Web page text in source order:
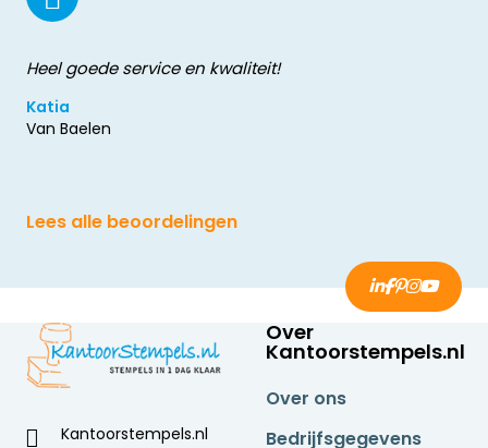
Heel goede service en kwaliteit!
Katia
Van Baelen
Lees alle beoordelingen
Kantoorstempels.nl
Over
Kantoorstempels.nl
Over ons
Bedrijfsgegevens